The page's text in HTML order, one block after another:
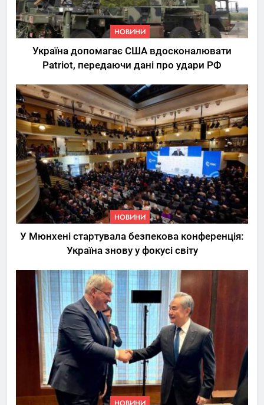
НОВИНИ
Україна допомагає США вдосконалювати
Patriot, передаючи дані про удари РФ
НОВИНИ
У Мюнхені стартувала безпекова конференція:
Україна знову у фокусі світу
5
Трамп вимагає від
Зеленського активних кроків
у мирному процесі
НОВИНИ